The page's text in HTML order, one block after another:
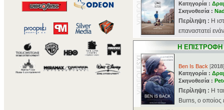
Κατηγορία :
Σκηνοθεσία :
Περίληψη : Η
επαναστατεί
H
Ben Is Back [2018]
Κατηγορία :
Σκηνοθεσία :
Περίληψη : Η
Burns, ο οποίος